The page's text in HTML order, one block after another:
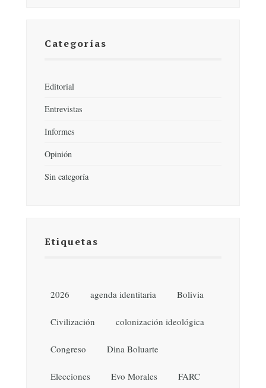
Categorías
Editorial
Entrevistas
Informes
Opinión
Sin categoría
Etiquetas
2026 agenda identitaria Bolivia
Civilización colonización ideológica
Congreso Dina Boluarte
Elecciones Evo Morales FARC